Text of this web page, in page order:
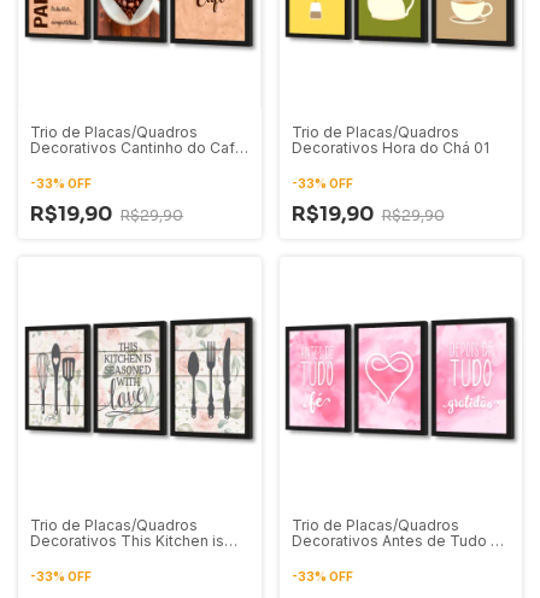
Trio de Placas/Quadros
Decorativos Cantinho do Café
-33% OFF
R$19,90 R$29,90
Trio de Placas/Quadros
Decorativos Hora do Chá 01
-33% OFF
R$19,90 R$29,90
Trio de Placas/Quadros
Decorativos This Kitchen is
-33% OFF
Trio de Placas/Quadros
Decorativos Antes de Tudo Fé
-33% OFF